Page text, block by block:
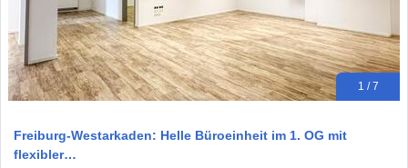
1 / 7
Freiburg-Westarkaden: Helle Büroeinheit im 1. OG mit
flexibler…